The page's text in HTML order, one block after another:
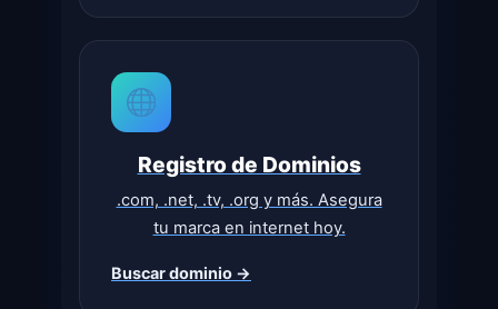
Registro de Dominios
.com, .net, .tv, .org y más. Asegura
tu marca en internet hoy.
Buscar dominio →